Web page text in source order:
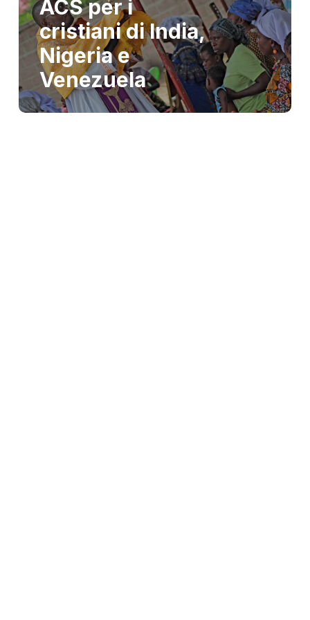
ACS per i
cristiani di India,
Nigeria e
Venezuela